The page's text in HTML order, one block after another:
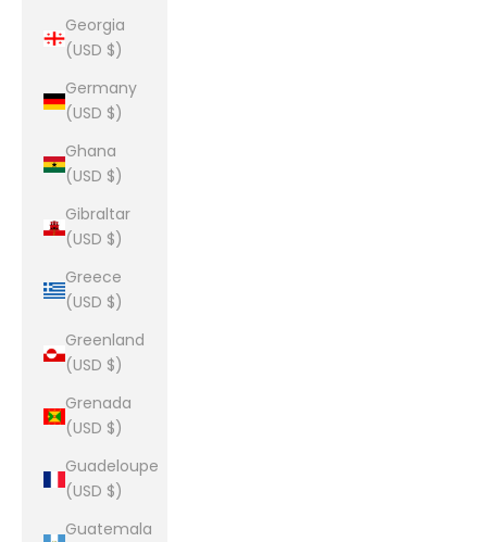
Georgia
(USD $)
Germany
(USD $)
Ghana
(USD $)
Gibraltar
(USD $)
Greece
(USD $)
Greenland
(USD $)
Grenada
(USD $)
Guadeloupe
(USD $)
Guatemala